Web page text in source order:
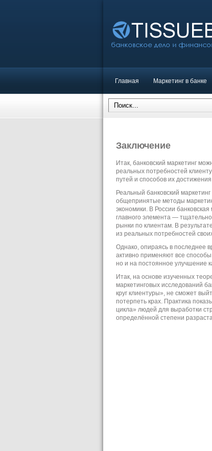
Главная Маркетинг в банке
Заключение
Итак, банковский маркетинг
реальных потребностей
путей и способов их
Реальный банковский
общепринятые методы
экономики. В России
главного элемента —
рынки по клиентам. В
из реальных потребностей
Однако, опираясь в последнее
активно применяют все
но и на постоянное улучшение
Итак, на основе изученных
маркетинговых исследований
круг клиентуры», не сможет
потерпеть крах. Практика
цикла» людей для выработки
определённой степени